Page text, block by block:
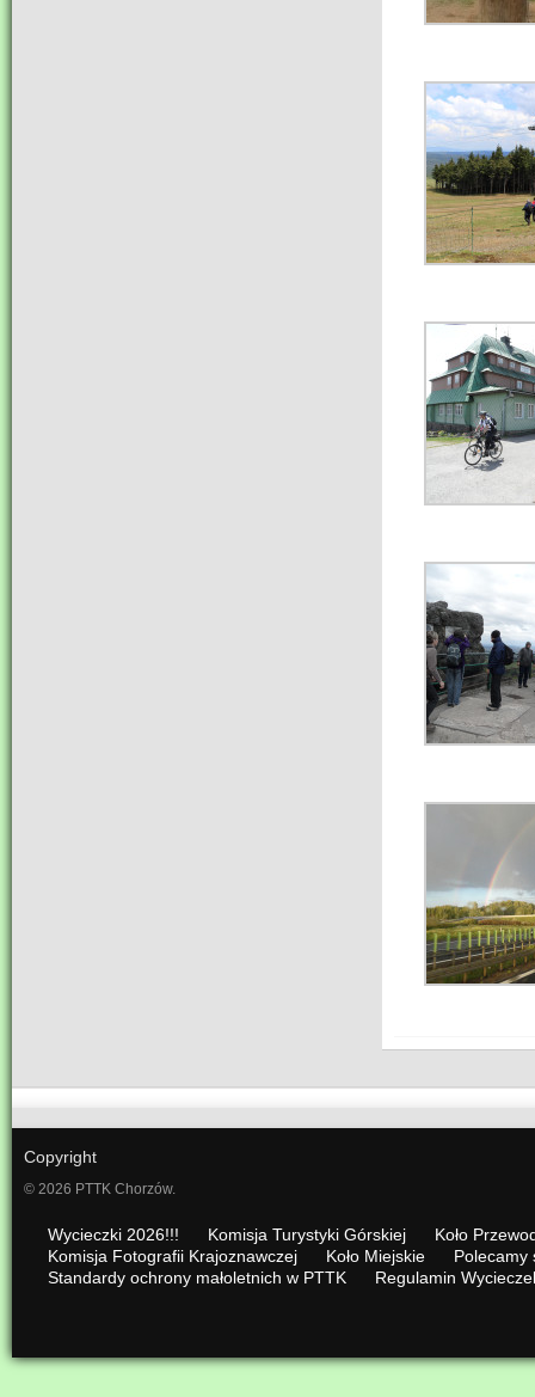
Copyright
© 2026 PTTK Chorzów.
Wycieczki 2026!!! Komisja Turystyki Górskiej
Koło
Komisja Fotografii Krajoznawczej
Koło Miejskie
Polecamy
Standardy ochrony małoletnich w PTTK
Regulamin